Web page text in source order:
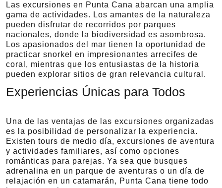
Las excursiones en Punta Cana abarcan una amplia
gama de actividades. Los amantes de la naturaleza
pueden disfrutar de recorridos por parques
nacionales, donde la biodiversidad es asombrosa.
Los apasionados del mar tienen la oportunidad de
practicar snorkel en impresionantes arrecifes de
coral, mientras que los entusiastas de la historia
pueden explorar sitios de gran relevancia cultural.
Experiencias Únicas para Todos
Una de las ventajas de las excursiones organizadas
es la posibilidad de personalizar la experiencia.
Existen tours de medio día, excursiones de aventura
y actividades familiares, así como opciones
románticas para parejas. Ya sea que busques
adrenalina en un parque de aventuras o un día de
relajación en un catamarán, Punta Cana tiene todo